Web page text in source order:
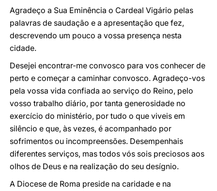
Agradeço a Sua Eminência o Cardeal Vigário pelas
palavras de saudação e a apresentação que fez,
descrevendo um pouco a vossa presença nesta
cidade.
Desejei encontrar-me convosco para vos conhecer de
perto e começar a caminhar convosco. Agradeço-vos
pela vossa vida confiada ao serviço do Reino, pelo
vosso trabalho diário, por tanta generosidade no
exercício do ministério, por tudo o que viveis em
silêncio e que, às vezes, é acompanhado por
sofrimentos ou incompreensões. Desempenhais
diferentes serviços, mas todos vós sois preciosos aos
olhos de Deus e na realização do seu desígnio.
A Diocese de Roma preside na caridade e na